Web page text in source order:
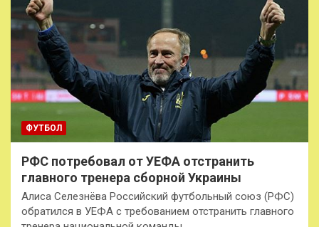
ФУТБОЛ
РФС потребовал от УЕФА отстранить
главного тренера сборной Украины
Алиса Селезнёва Российский футбольный союз (РФС)
обратился в УЕФА с требованием отстранить главного